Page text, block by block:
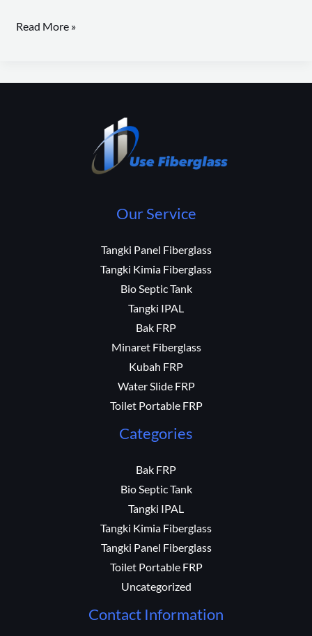
Read More »
Our Service
Tangki Panel Fiberglass
Tangki Kimia Fiberglass
Bio Septic Tank
Tangki IPAL
Bak FRP
Minaret Fiberglass
Kubah FRP
Water Slide FRP
Toilet Portable FRP
Categories
Bak FRP
Bio Septic Tank
Tangki IPAL
Tangki Kimia Fiberglass
Tangki Panel Fiberglass
Toilet Portable FRP
Uncategorized
Contact Information